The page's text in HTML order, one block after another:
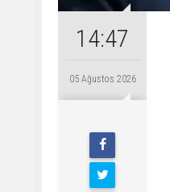
14:47
05 Ağustos 2026